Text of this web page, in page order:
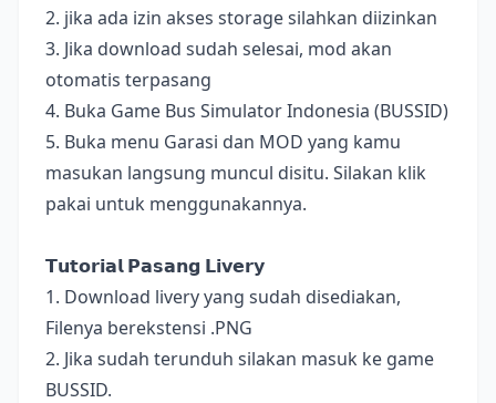
2. jika ada izin akses storage silahkan diizinkan
3. Jika download sudah selesai, mod akan
otomatis terpasang
4. Buka Game Bus Simulator Indonesia (BUSSID)
5. Buka menu Garasi dan MOD yang kamu
masukan langsung muncul disitu. Silakan klik
pakai untuk menggunakannya.
𝗧𝘂𝘁𝗼𝗿𝗶𝗮𝗹 𝗣𝗮𝘀𝗮𝗻𝗴 𝗟𝗶𝘃𝗲𝗿𝘆
1. Download livery yang sudah disediakan,
Filenya berekstensi .PNG
2. Jika sudah terunduh silakan masuk ke game
BUSSID.